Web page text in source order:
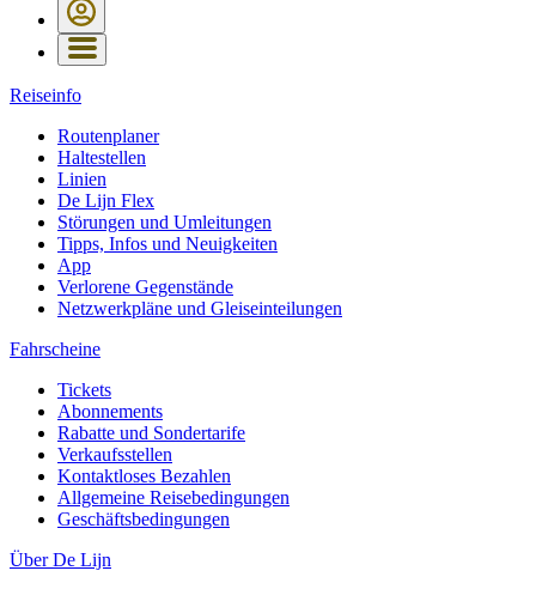
Reiseinfo
Routenplaner
Haltestellen
Linien
De Lijn Flex
Störungen und Umleitungen
Tipps, Infos und Neuigkeiten
App
Verlorene Gegenstände
Netzwerkpläne und Gleiseinteilungen
Fahrscheine
Tickets
Abonnements
Rabatte und Sondertarife
Verkaufsstellen
Kontaktloses Bezahlen
Allgemeine Reisebedingungen
Geschäftsbedingungen
Über De Lijn